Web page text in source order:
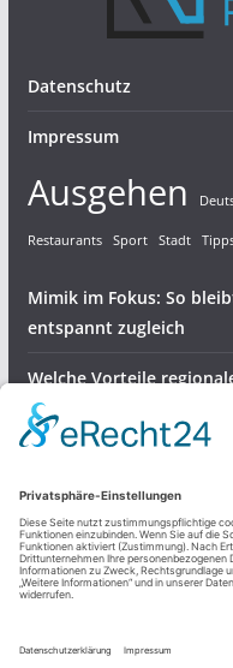
Datenschutz
Impressum
Ausgehen
Restaurants Sport Stadt
Mimik im Fokus: So
entspannt zugleich
Welche Vorteile
bieten
Meisenknödel
Dienstleistungen &
Freizeit und mehr